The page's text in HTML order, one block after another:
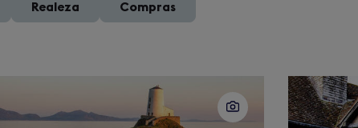
Realeza Compras
Slide
4
of
40